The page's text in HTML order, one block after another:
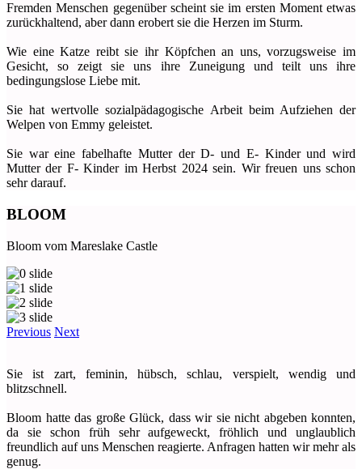
Fremden Menschen gegenüber scheint sie im ersten Moment etwas
zurückhaltend, aber dann erobert sie die Herzen im Sturm.
Wie eine Katze reibt sie ihr Köpfchen an uns, vorzugsweise im
Gesicht, so zeigt sie uns ihre Zuneigung und teilt uns ihre
bedingungslose Liebe mit.
Sie hat wertvolle sozialpädagogische Arbeit beim Aufziehen der
Welpen von Emmy geleistet.
Sie war eine fabelhafte Mutter der D- und E- Kinder und wird
Mutter der F- Kinder im Herbst 2024 sein. Wir freuen uns schon
sehr darauf.
BLOOM
Bloom vom Mareslake Castle
Previous Next
Sie ist zart, feminin, hübsch, schlau, verspielt, wendig und
blitzschnell.
Bloom hatte das große Glück, dass wir sie nicht abgeben konnten,
da sie schon früh sehr aufgeweckt, fröhlich und unglaublich
freundlich auf uns Menschen reagierte. Anfragen hatten wir mehr als
genug.